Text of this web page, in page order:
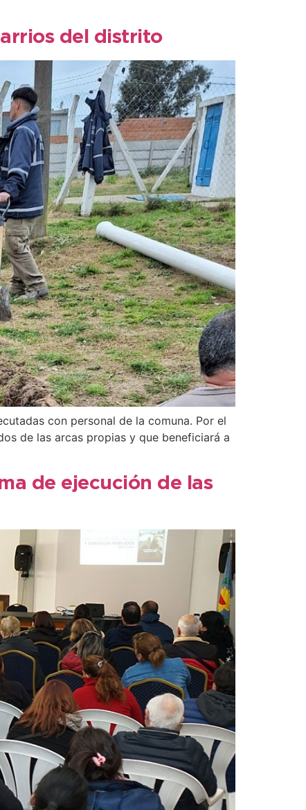
del distrito
con personal de la comuna. Por el
de las arcas propias y que beneficiará a
de ejecución de las